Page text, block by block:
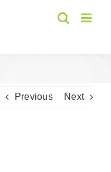
Previous Next